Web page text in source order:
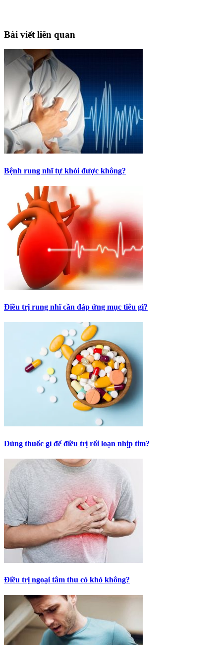
Bài viết liên quan
Bệnh rung nhĩ tự khỏi được không?
Điều trị rung nhĩ cần đáp ứng mục tiêu gì?
Dùng thuốc gì để điều trị rối loạn nhịp tim?
Điều trị ngoại tâm thu có khó không?